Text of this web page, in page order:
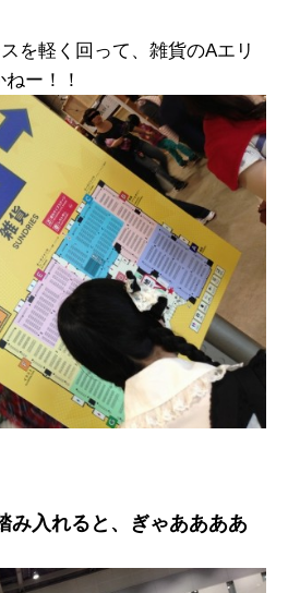
を軽く回って、雑貨のAエリ
ー！！
み入れると、ぎゃああああ